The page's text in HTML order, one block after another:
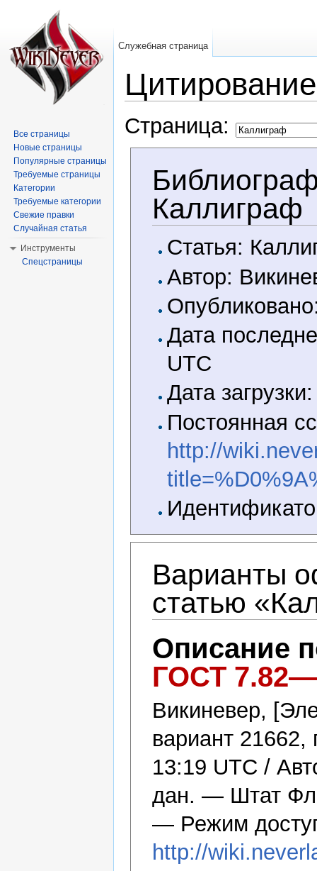
Цитирование
Страница:
Каллиграф
Статья:
Автор:
Дата
UTC
Дата
Постоянная
http://
Варианты
статью
Описание
ГОСТ
Викиневер,
вариант
13:19 UTC /
дан. — Штат
— Режим
http://
Служебная страница
Все страницы
Новые страницы
Популярные страницы
Требуемые страницы
Категории
Требуемые категории
Свежие правки
Случайная статья
Инструменты
Спецстраницы